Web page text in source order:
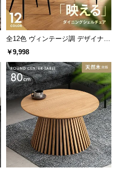
全12色 ヴィンテージ調 デザイナー
ズシェルチェア
￥9,998